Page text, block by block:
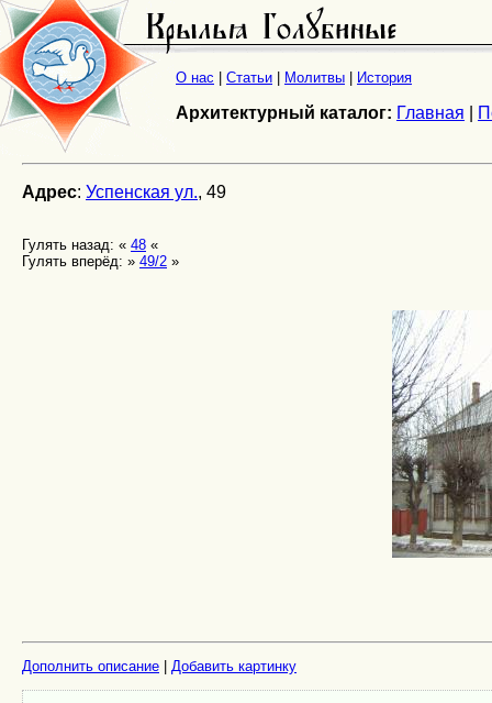
О нас Статьи Молитвы История
Архитектурный каталог: Главная
Адрес: Успенская ул., 49
Гулять назад: « 48 «
Гулять вперёд: » 49/2 »
Дополнить описание Добавить картинку